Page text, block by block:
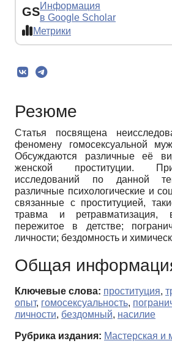
GSИнформация
в Google Scholar
Метрики
Резюме
Статья посвящена
феномену гомосексуальной
Обсуждаются различные её
женской проституции.
исследований по данной
различные психологические и
связанные с проституцией,
травма и ретравматизация,
пережитое в детстве;
личности; бездомность и
Общая
Ключевые слова: проституция,
опыт, гомосексуальность,
личности, бездомный, насилие
Рубрика издания: Мастерская и